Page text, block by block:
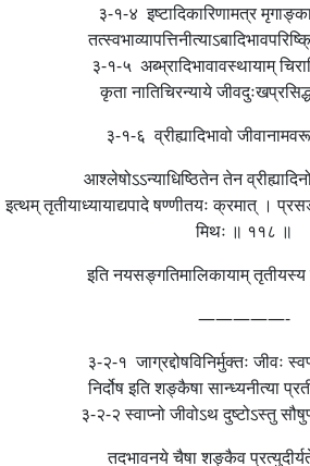
३-१-४ इष्टादिकारिणामत्र
३-१-५ अब्भ्रादिभावावस्थायाम्
कृता नातिचिरन्याये
३-१-६ व्रीह्यादिभावो
आश्लेषोऽऽन्याधिष्ठितेन तेन
इत्थम् तृतीयाध्यायाद्यपादे षण्णीतयः क्रमात् ।
मिथः ॥ ११८ ॥
इति नयसङ्गतिमालिकायाम् तृतीयस्य
—————-
३-२-१ जाग्रद्दोषविनिर्मुक्तः जीवः
निर्दोष इति शङ्कैषा सान्ध्यनीत्या
३-२-२ स्वाप्नो जीवोऽथ दुष्टोऽस्तु
तदभावनये चैषा शङ्कैव